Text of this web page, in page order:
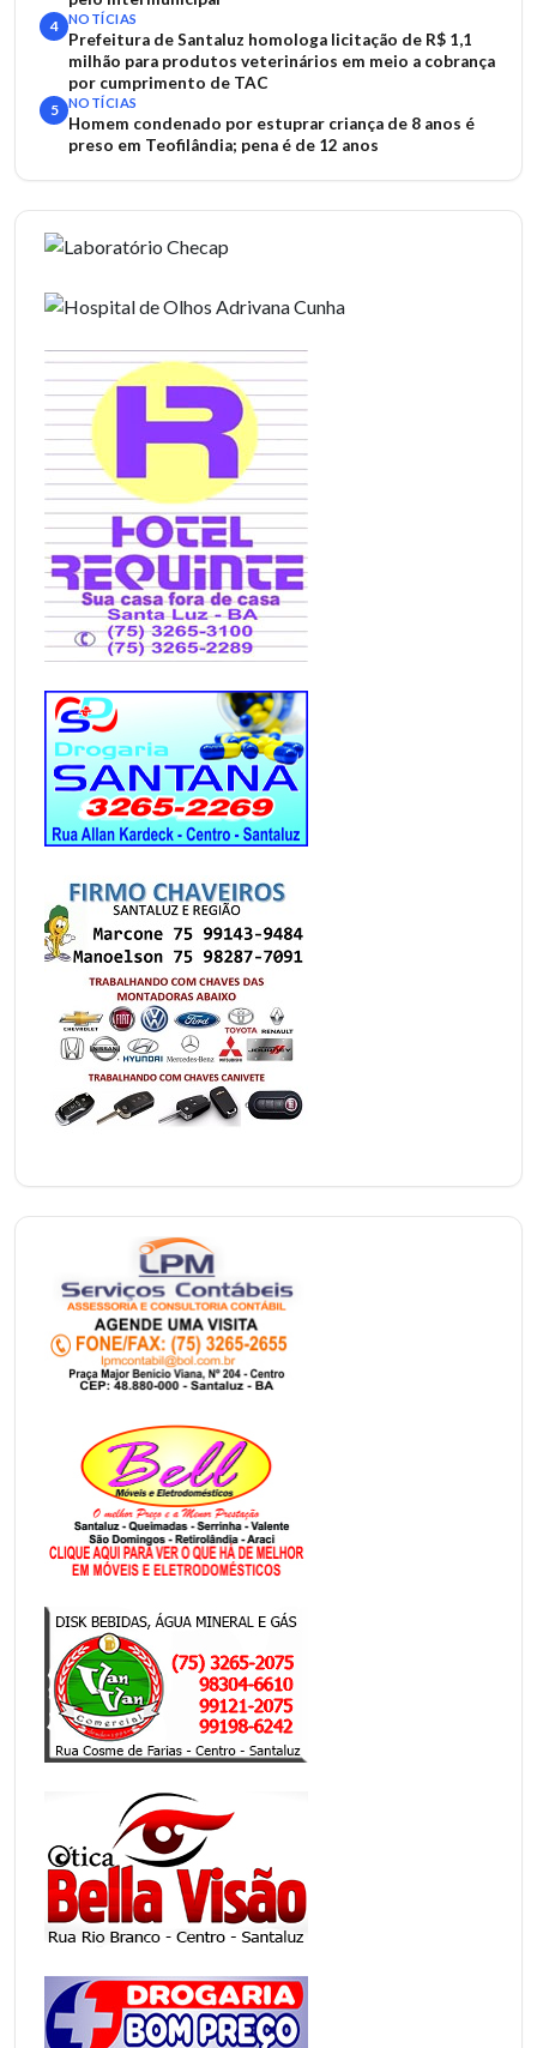
4 NOTÍCIAS
Prefeitura de Santaluz homologa licitação de R$ 1,1
milhão para produtos veterinários em meio a cobrança
por cumprimento de TAC
5 NOTÍCIAS
Homem condenado por estuprar criança de 8 anos é
preso em Teofilândia; pena é de 12 anos